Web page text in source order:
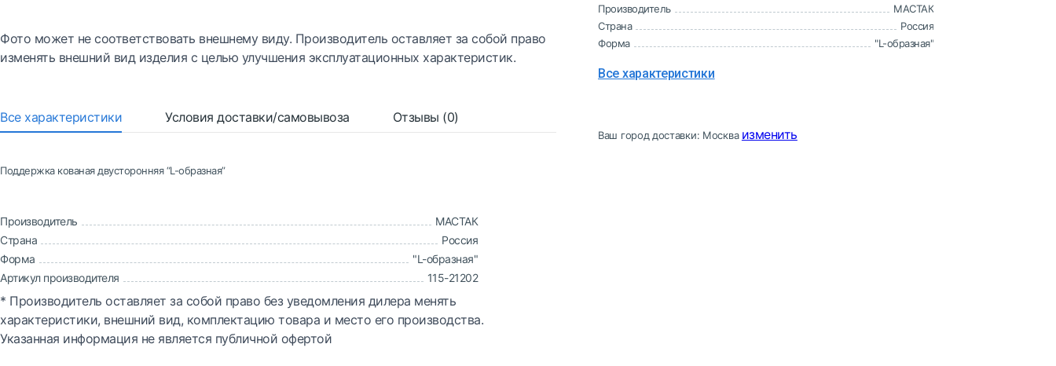
Фото может не соответствовать внешнему виду. Производитель оставляет за собой право
изменять внешний вид изделия с целью улучшения эксплуатационных характеристик.
Все характеристики Условия доставки/самовывоза Отзывы (0)
Поддержка кованая двусторонняя “L-образная”
Производитель
МАСТАК
Страна
Россия
Форма
"L-образная"
Артикул производителя
115-21202
* Производитель оставляет за собой право без уведомления дилера менять
характеристики, внешний вид, комплектацию товара и место его производства.
Указанная информация не является публичной офертой
Производитель
МАСТАК
Страна
Россия
Форма
"L-образная"
Все характеристики
Ваш город доставки: Москва изменить